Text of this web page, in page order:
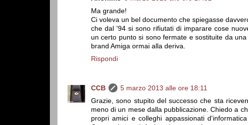
Ma grande!
Ci voleva un bel documento che spiegasse
che dal '94 si sono rifiutati di imparare cose
un certo punto si sono fermate e sostituite da
brand Amiga ormai alla deriva.
Rispondi
CCB
5 marzo 2013 alle ore 18:11
Grazie, sono stupito del successo che sta
meno di un mese dalla pubblicazione. Chiedo a
propri amici e colleghi appassionati